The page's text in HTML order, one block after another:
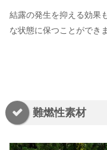
結露の発生を抑える効果
な状態に保つことができ
難燃性素材